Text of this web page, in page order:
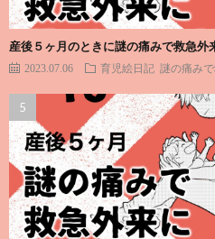
産後５ヶ月のときに謎の痛みで救急外
2023.07.06 育児絵日記 謎の痛み